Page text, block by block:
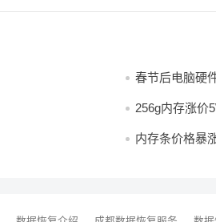
春节后电脑硬
256g内存涨价
内存条价格暴